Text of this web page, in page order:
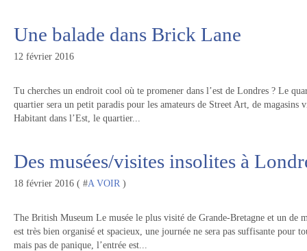
Une balade dans Brick Lane
12 février 2016
Tu cherches un endroit cool où te promener dans l’est de Londres ? Le
quartier sera un petit paradis pour les amateurs de Street Art, de magasins
Habitant dans l’Est, le quartier...
Des musées/visites insolites à
18 février 2016 ( #A VOIR )
The British Museum Le musée le plus visité de Grande-Bretagne et un de
est très bien organisé et spacieux, une journée ne sera pas suffisante pour
mais pas de panique, l’entrée est...